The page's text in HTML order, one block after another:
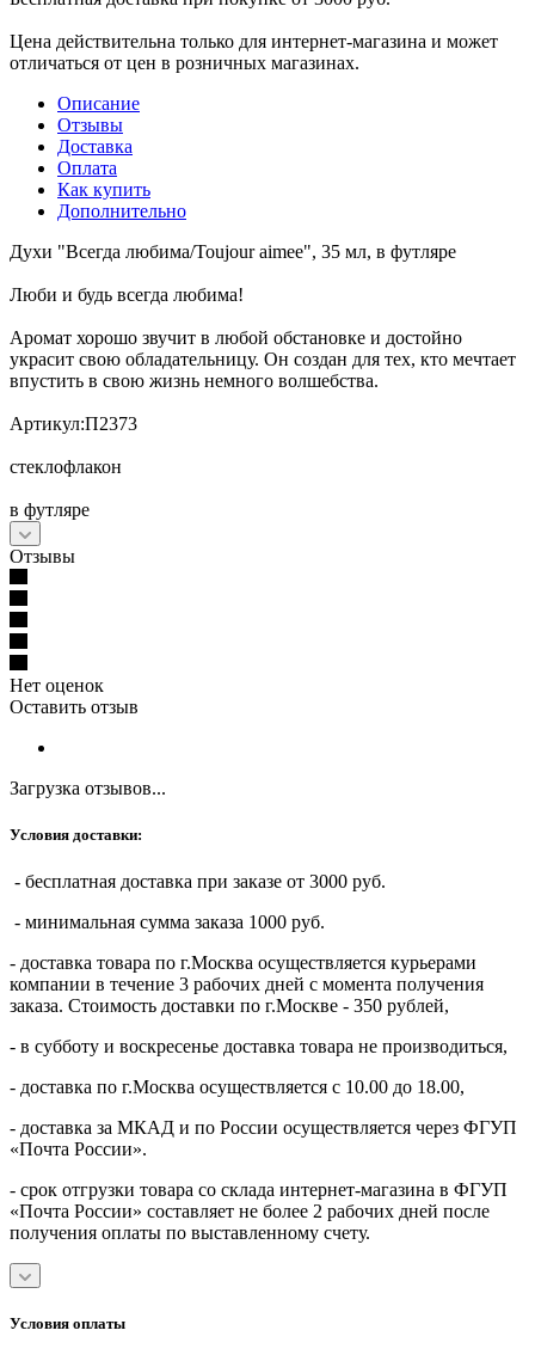
Цена действительна только для интернет-магазина и может
отличаться от цен в розничных магазинах.
Описание
Отзывы
Доставка
Оплата
Как купить
Дополнительно
Духи "Всегда любима/Toujour aimee", 35 мл, в футляре
Люби и будь всегда любима!
Аромат хорошо звучит в любой обстановке и достойно
украсит свою обладательницу. Он создан для тех, кто мечтает
впустить в свою жизнь немного волшебства.
Артикул:П2373
стеклофлакон
в футляре
Отзывы
Нет оценок
Оставить отзыв
Загрузка отзывов...
Условия доставки:
- бесплатная доставка при заказе от 3000 руб.
- минимальная сумма заказа 1000 руб.
- доставка товара по г.Москва осуществляется курьерами
компании в течение 3 рабочих дней с момента получения
заказа. Стоимость доставки по г.Москве - 350 рублей,
- в субботу и воскресенье доставка товара не производиться,
- доставка по г.Москва осуществляется с 10.00 до 18.00,
- доставка за МКАД и по России осуществляется через ФГУП
«Почта России».
- срок отгрузки товара со склада интернет-магазина в ФГУП
«Почта России» составляет не более 2 рабочих дней после
получения оплаты по выставленному счету.
Условия оплаты